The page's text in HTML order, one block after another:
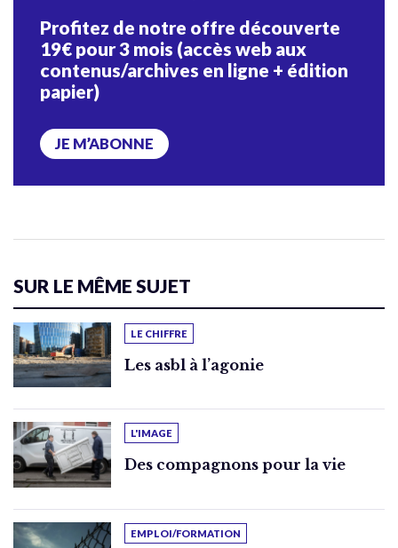
Profitez de notre offre découverte
19€ pour 3 mois (accès web aux
contenus/archives en ligne + édition
papier)
JE M’ABONNE
SUR LE MÊME SUJET
LE CHIFFRE
Les asbl à l’agonie
L'IMAGE
Des compagnons pour la vie
EMPLOI/FORMATION